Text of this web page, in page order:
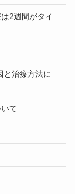
2週間がタイ
と治療方法に
て